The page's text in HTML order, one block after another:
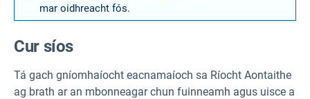
mar oidhreacht fós.
Cur síos
Tá gach gníomhaíocht eacnamaíoch sa Ríocht Aontaithe
ag brath ar an mbonneagar chun fuinneamh agus uisce a